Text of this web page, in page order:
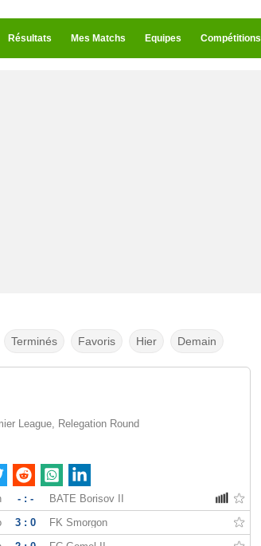
Résultats Mes Matchs Equipes Compétitions
Terminés Favoris Hier Demain
League, Relegation Round
- : - BATE Borisov II
3 : 0 FK Smorgon